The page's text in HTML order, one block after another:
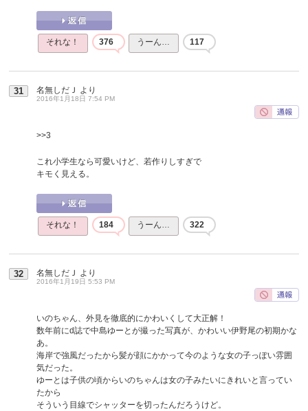
それな！ 376 うーん… 117
31 名無しだＪ より
2016年1月18日 7:54 PM
>>3
これ小学生なら可愛いけど、若作りしすぎで
キモく見える。
それな！ 184 うーん… 322
32 名無しだＪ より
2016年1月19日 5:53 PM
いのちゃん、外見を徹底的にかわいくして大正解！
数年前にd誌で中島ゆーとが撮った写真が、かわいい伊野尾の初期かな
あ。
海岸で強風だったから髪が顔にかかって今のような女の子っぽい雰囲
気だった。
ゆーとは子供の頃からいのちゃんは女の子みたいにきれいと言ってい
たから
そういう目線でシャッターを切ったんだろうけど。